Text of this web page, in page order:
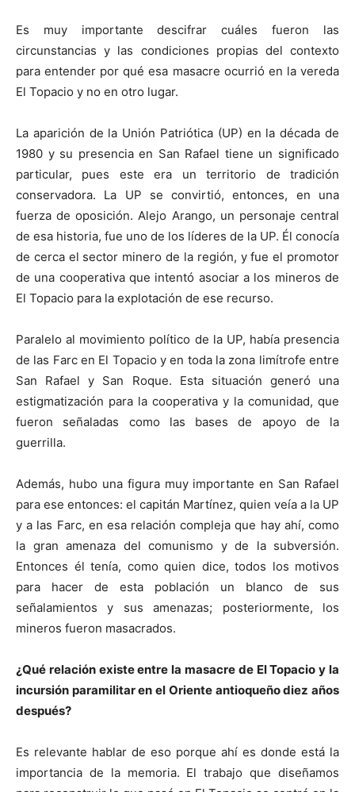
Es muy importante descifrar cuáles fueron las
circunstancias y las condiciones propias del contexto
para entender por qué esa masacre ocurrió en la vereda
El Topacio y no en otro lugar.
La aparición de la Unión Patriótica (UP) en la década de
1980 y su presencia en San Rafael tiene un significado
particular, pues este era un territorio de tradición
conservadora. La UP se convirtió, entonces, en una
fuerza de oposición. Alejo Arango, un personaje central
de esa historia, fue uno de los líderes de la UP. Él conocía
de cerca el sector minero de la región, y fue el promotor
de una cooperativa que intentó asociar a los mineros de
El Topacio para la explotación de ese recurso.
Paralelo al movimiento político de la UP, había presencia
de las Farc en El Topacio y en toda la zona limítrofe entre
San Rafael y San Roque. Esta situación generó una
estigmatización para la cooperativa y la comunidad, que
fueron señaladas como las bases de apoyo de la
guerrilla.
Además, hubo una figura muy importante en San Rafael
para ese entonces: el capitán Martínez, quien veía a la UP
y a las Farc, en esa relación compleja que hay ahí, como
la gran amenaza del comunismo y de la subversión.
Entonces él tenía, como quien dice, todos los motivos
para hacer de esta población un blanco de sus
señalamientos y sus amenazas; posteriormente, los
mineros fueron masacrados.
¿Qué relación existe entre la masacre de El Topacio y la
incursión paramilitar en el Oriente antioqueño diez años
después?
Es relevante hablar de eso porque ahí es donde está la
importancia de la memoria. El trabajo que diseñamos